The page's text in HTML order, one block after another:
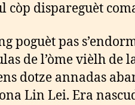
còp dispareguèt
poguèt pas
de l’òme vièlh de
dotze annadas
Lin Lei. Era